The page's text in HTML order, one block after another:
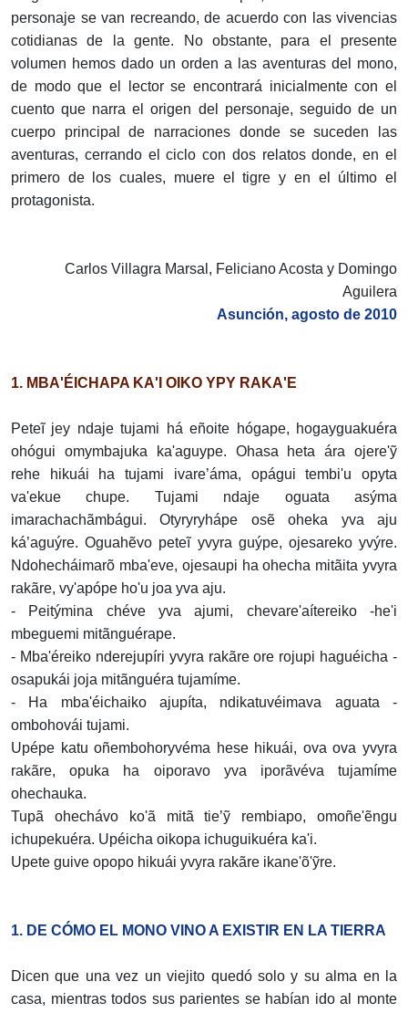
personaje se van recreando, de acuerdo con las vivencias
cotidianas de la gente. No obstante, para el presente
volumen hemos dado un orden a las aventuras del mono,
de modo que el lector se encontrará inicialmente con el
cuento que narra el origen del personaje, seguido de un
cuerpo principal de narraciones donde se suceden las
aventuras, cerrando el ciclo con dos relatos donde, en el
primero de los cuales, muere el tigre y en el último el
protagonista.
Carlos Villagra Marsal, Feliciano Acosta y Domingo
Aguilera
Asunción, agosto de 2010
1. MBA'ÉICHAPA KA'I OIKO YPY RAKA'E
Peteĩ jey ndaje tujami há eñoite hógape, hogayguakuéra
ohógui omymbajuka ka'aguype. Ohasa heta ára ojere'ỹ
rehe hikuái ha tujami ivare’áma, opágui tembi'u opyta
va'ekue chupe. Tujami ndaje oguata asýma
imarachachãmbágui. Otyryryhápe osẽ oheka yva aju
ká’aguýre. Oguahẽvo peteĩ yvyra guýpe, ojesareko yvýre.
Ndohecháimarõ mba'eve, ojesaupi ha ohecha mitãita yvyra
rakãre, vy'apópe ho'u joa yva aju.
- Peitýmina chéve yva ajumi, chevare'aítereiko -he'i
mbeguemi mitãnguérape.
- Mba'éreiko nderejupíri yvyra rakãre ore rojupi haguéicha -
osapukái joja mitãnguéra tujamíme.
- Ha mba'éichaiko ajupíta, ndikatuvéimava aguata -
ombohovái tujami.
Upépe katu oñembohoryvéma hese hikuái, ova ova yvyra
rakãre, opuka ha oiporavo yva iporãvéva tujamíme
ohechauka.
Tupã ohechávo ko'ã mitã tie’ỹ rembiapo, omoñe'ẽngu
ichupekuéra. Upéicha oikopa ichuguikuéra ka'i.
Upete guive opopo hikuái yvyra rakãre ikane'õ'ỹre.
1. DE CÓMO EL MONO VINO A EXISTIR EN LA TIERRA
Dicen que una vez un viejito quedó solo y su alma en la
casa, mientras todos sus parientes se habían ido al monte